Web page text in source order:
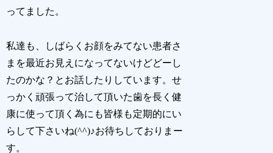
ってました。
私達も、しばらくお顔をみてない患者さ
まを最近お見えになってないけどどーし
たのかな？とお話したりしています。せ
っかく頑張って治して頂いた歯を長く健
康に使って頂く為にも皆様も定期的にい
らして下さいね(^^)♪お待ちしておりまー
す。